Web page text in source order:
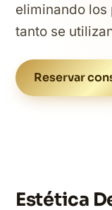
eliminando los
tanto se
Reservar
Estética